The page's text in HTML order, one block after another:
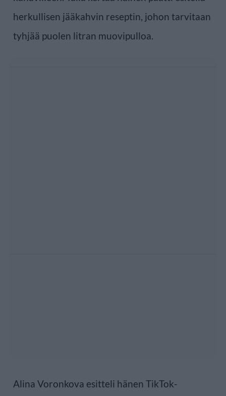
herkullisen jääkahvin reseptin, johon tarvitaan
tyhjää puolen litran muovipulloa.
Alina Voronkova esitteli hänen TikTok-